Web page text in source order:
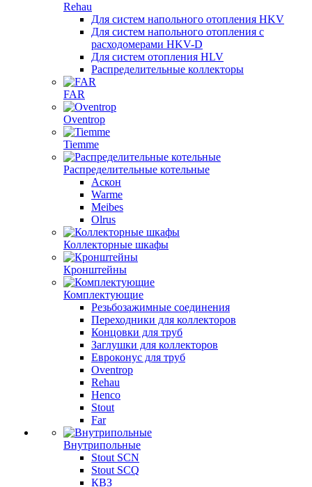
Rehau
Для систем напольного отопления HKV
Для систем напольного отопления с
расходомерами HKV-D
Для систем отопления HLV
Распределительные коллекторы
FAR
Oventrop
Tiemme
Распределительные котельные
Аскон
Warme
Meibes
Olrus
Коллекторные шкафы
Кронштейны
Комплектующие
Резьбозажимные соединения
Переходники для коллекторов
Концовки для труб
Заглушки для коллекторов
Евроконус для труб
Oventrop
Rehau
Henco
Stout
Far
Внутрипольные
Stout SCN
Stout SCQ
КВЗ